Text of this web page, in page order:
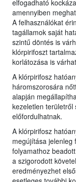
elfogadható
amennyiben
A felhasználókat
tagállamok saját
szintű döntés is
klórpirifoszt
korlátozása is
A klórpirifosz
háromszorosára
alapján
kezeletlen
előfordulhatnak.
A klórpirifosz
megújítása jelenleg
folyamathoz
a szigorodott
eredményezhet